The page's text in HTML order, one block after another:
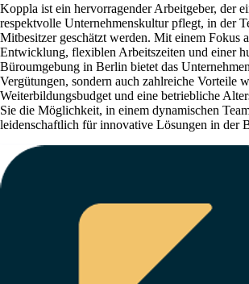
Koppla ist ein hervorragender Arbeitgeber, der
respektvolle Unternehmenskultur pflegt, in der
Mitbesitzer geschätzt werden. Mit einem Fokus
Entwicklung, flexiblen Arbeitszeiten und einer
Büroumgebung in Berlin bietet das
Vergütungen, sondern auch zahlreiche Vorteile
Weiterbildungsbudget und eine betriebliche
Sie die Möglichkeit, in einem dynamischen
leidenschaftlich für innovative Lösungen in der